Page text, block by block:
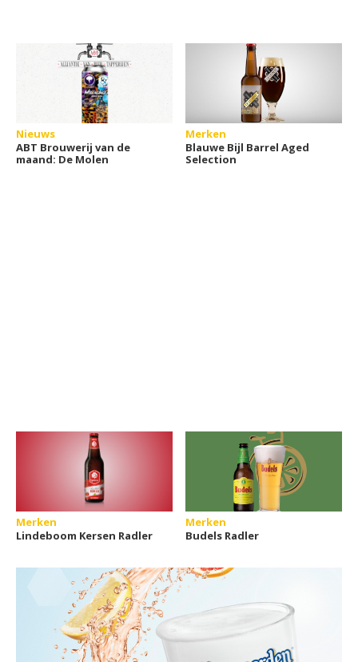
Nieuws
ABT Brouwerij van de
maand: De Molen
Merken
Blauwe Bijl Barrel Aged
Selection
Merken
Lindeboom Kersen Radler
Merken
Budels Radler